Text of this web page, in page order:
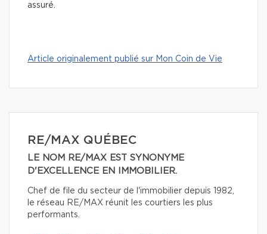
assuré.
Article originalement publié sur Mon Coin de Vie
RE/MAX QUÉBEC
LE NOM RE/MAX EST SYNONYME
D'EXCELLENCE EN IMMOBILIER.
Chef de file du secteur de l'immobilier depuis 1982,
le réseau RE/MAX réunit les courtiers les plus
performants.